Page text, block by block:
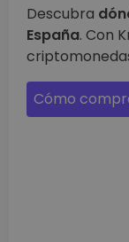
Descubra
España. Con
Cómo